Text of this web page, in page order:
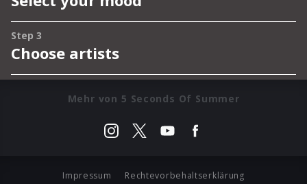
Mehr von 5 Seconds Of Summer
Impressum Rechtevorbehaltserklärung